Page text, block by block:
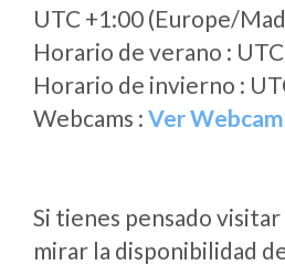
UTC +1:00 (Europe/
Horario de verano :
Horario de invierno :
Webcams : Ver
Si tienes pensado
mirar la disponibilidad